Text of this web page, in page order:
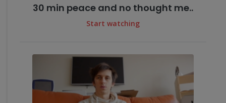
30 min peace and no thought me..
Start watching